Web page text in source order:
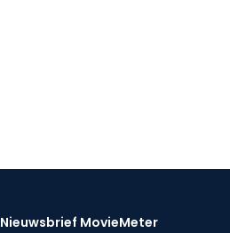
Nieuwsbrief MovieMeter